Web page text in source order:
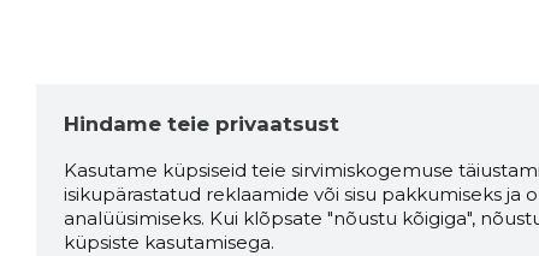
Hindame teie privaatsust
Kasutame küpsiseid teie sirvimiskogemuse
isikupärastatud reklaamide või sisu pakkumiseks ja
analüüsimiseks. Kui klõpsate "nõustu kõigiga",
küpsiste kasutamisega.